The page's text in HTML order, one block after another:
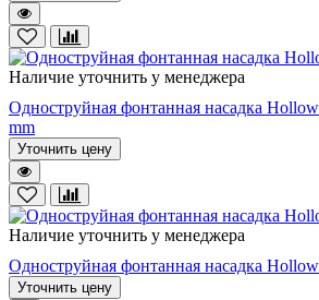
Наличие уточнить у менеджера
Одноструйная фонтанная насадка
mm
Уточнить цену
Наличие уточнить у менеджера
Одноструйная фонтанная насадка
Уточнить цену